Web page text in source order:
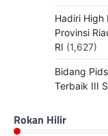
Hadiri High
Provinsi
RI (1,627)
Bidang
Terbaik III
Rokan Hilir